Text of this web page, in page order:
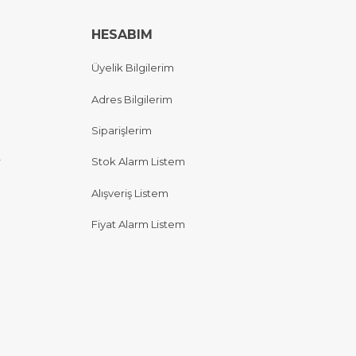
HESABIM
Üyelik Bilgilerim
Adres Bilgilerim
Siparişlerim
Stok Alarm Listem
Alışveriş Listem
Fiyat Alarm Listem